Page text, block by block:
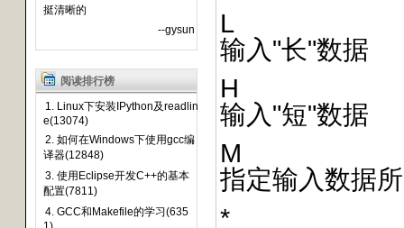
挺清晰的
--gysun
阅读排行榜
1. Linux下安装IPython及readlin
e(13074)
2. 如何在Windows下使用gcc编
译器(12848)
3. 使用Eclipse开发C++的基本
配置(7811)
4. GCC和Makefile的学习(635
L
输入"长"数据
H
输入"短"数据
M
指定输入数据
*